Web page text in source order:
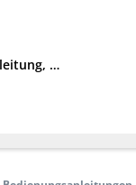
Honda VTR 1000F Firestorm und XL 1000V Varadero Wartung und Reparaturanleitung, Haynes